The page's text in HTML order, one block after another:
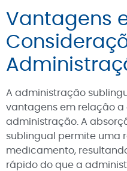
Vantagens
A administração
vantagens em relação a
administração. A
sublingual permite uma
medicamento,
rápido do que a